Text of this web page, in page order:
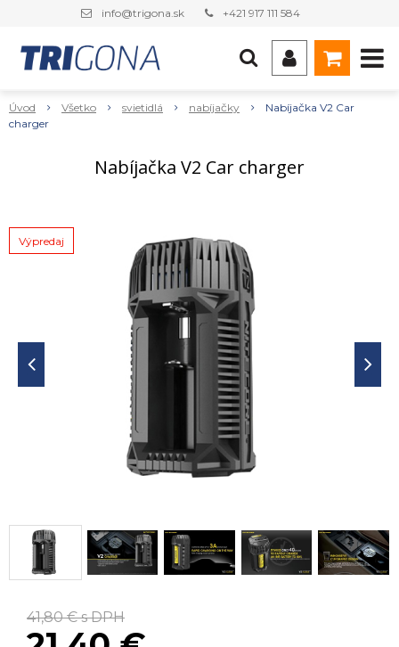
info@trigona.sk +421 917 111 584
Úvod Všetko svietidlá nabíjačky
Nabíjačka V2 Car
charger
Nabíjačka V2 Car charger
Výpredaj
41,80 €s DPH